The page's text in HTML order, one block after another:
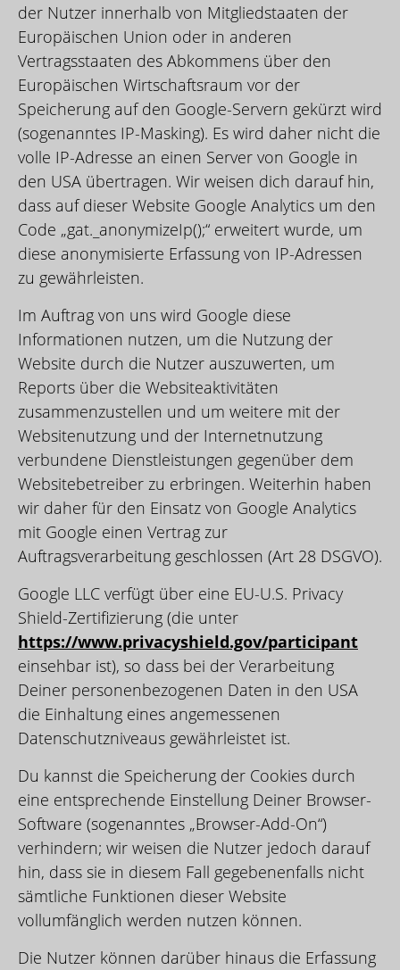
der Nutzer innerhalb von Mitgliedstaaten der
Europäischen Union oder in anderen
Vertragsstaaten des Abkommens über den
Europäischen Wirtschaftsraum vor der
Speicherung auf den Google-Servern gekürzt wird
(sogenanntes IP-Masking). Es wird daher nicht die
volle IP-Adresse an einen Server von Google in
den USA übertragen. Wir weisen dich darauf hin,
dass auf dieser Website Google Analytics um den
Code „gat._anonymizeIp();“ erweitert wurde, um
diese anonymisierte Erfassung von IP-Adressen
zu gewährleisten.
Im Auftrag von uns wird Google diese
Informationen nutzen, um die Nutzung der
Website durch die Nutzer auszuwerten, um
Reports über die Websiteaktivitäten
zusammenzustellen und um weitere mit der
Websitenutzung und der Internetnutzung
verbundene Dienstleistungen gegenüber dem
Websitebetreiber zu erbringen. Weiterhin haben
wir daher für den Einsatz von Google Analytics
mit Google einen Vertrag zur
Auftragsverarbeitung geschlossen (Art 28 DSGVO).
Google LLC verfügt über eine EU-U.S. Privacy
Shield-Zertifizierung (die unter
https://www.privacyshield.gov/participant
einsehbar ist), so dass bei der Verarbeitung
Deiner personenbezogenen Daten in den USA
die Einhaltung eines angemessenen
Datenschutzniveaus gewährleistet ist.
Du kannst die Speicherung der Cookies durch
eine entsprechende Einstellung Deiner Browser-
Software (sogenanntes „Browser-Add-On“)
verhindern; wir weisen die Nutzer jedoch darauf
hin, dass sie in diesem Fall gegebenenfalls nicht
sämtliche Funktionen dieser Website
vollumfänglich werden nutzen können.
Die Nutzer können darüber hinaus die Erfassung